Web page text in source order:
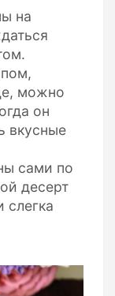
на
можно
он
вкусные
сами по
десерт